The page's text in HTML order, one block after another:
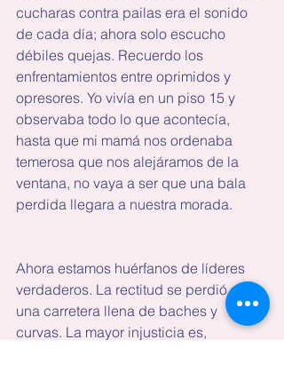
cucharas contra pailas era el sonido
de cada día; ahora solo escucho
débiles quejas. Recuerdo los
enfrentamientos entre oprimidos y
opresores. Yo vivía en un piso 15 y
observaba todo lo que acontecía,
hasta que mi mamá nos ordenaba
temerosa que nos alejáramos de la
ventana, no vaya a ser que una bala
perdida llegara a nuestra morada.
Ahora estamos huérfanos de líderes
verdaderos. La rectitud se perdió en
una carretera llena de baches y
curvas. La mayor injusticia es,